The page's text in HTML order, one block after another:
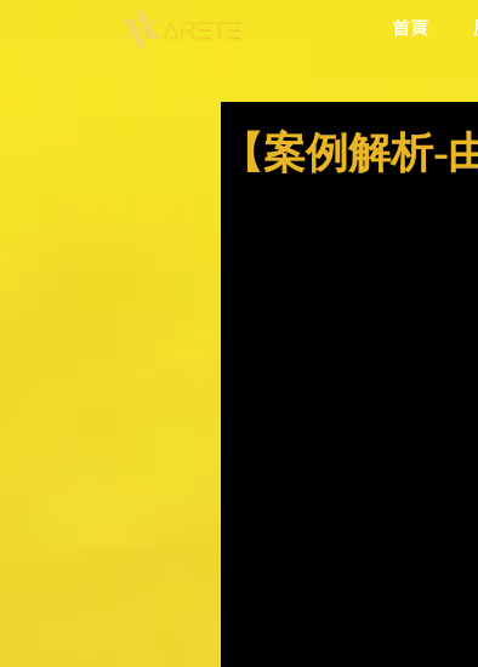
首頁
【案例解析-